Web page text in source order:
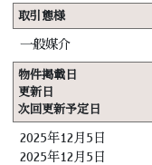
取引態様
一般媒介
物件掲載日
更新日
次回更新予定日
2025年12月5日
2025年12月5日